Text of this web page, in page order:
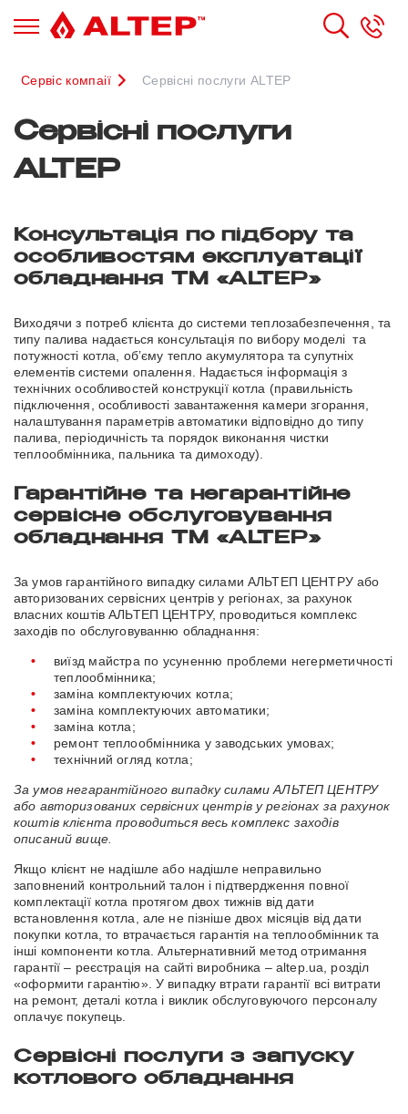
Сервіс компаії Сервісні послуги ALTEP
Сервісні послуги
ALTEP
Консультація по підбору та
особливостям експлуатації
обладнання ТМ «ALTEP»
Виходячи з потреб клієнта до системи теплозабезпечення, та
типу палива надається консультація по вибору моделі та
потужності котла, об’єму тепло акумулятора та супутніх
елементів системи опалення. Надається інформація з
технічних особливостей конструкції котла (правильність
підключення, особливості завантаження камери згорання,
налаштування параметрів автоматики відповідно до типу
палива, періодичність та порядок виконання чистки
теплообмінника, пальника та димоходу).
Гарантійне та негарантійне
сервісне обслуговування
обладнання ТМ «ALTEP»
За умов гарантійного випадку силами АЛЬТЕП ЦЕНТРУ або
авторизованих сервісних центрів у регіонах, за рахунок
власних коштів АЛЬТЕП ЦЕНТРУ, проводиться комплекс
заходів по обслуговуванню обладнання:
виїзд майстра по усуненню проблеми негерметичності
теплообмінника;
заміна комплектуючих котла;
заміна комплектуючих автоматики;
заміна котла;
ремонт теплообмінника у заводських умовах;
технічний огляд котла;
За умов негарантійного випадку силами АЛЬТЕП ЦЕНТРУ
або авторизованих сервісних центрів у регіонах за рахунок
коштів клієнта проводиться весь комплекс заходів
описаний вище.
Якщо клієнт не надішле або надішле неправильно
заповнений контрольний талон і підтвердження повної
комплектації котла протягом двох тижнів від дати
встановлення котла, але не пізніше двох місяців від дати
покупки котла, то втрачається гарантія на теплообмінник та
інші компоненти котла. Альтернативний метод отримання
гарантії – реєстрація на сайті виробника – altep.ua, розділ
«оформити гарантію». У випадку втрати гарантії всі витрати
на ремонт, деталі котла і виклик обслуговуючого персоналу
оплачує покупець.
Сервісні послуги з запуску
котлового обладнання